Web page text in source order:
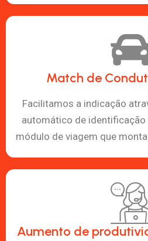
Match de
Facilitamos a indicação
automático de identificação
módulo de viagem que
Aumento de